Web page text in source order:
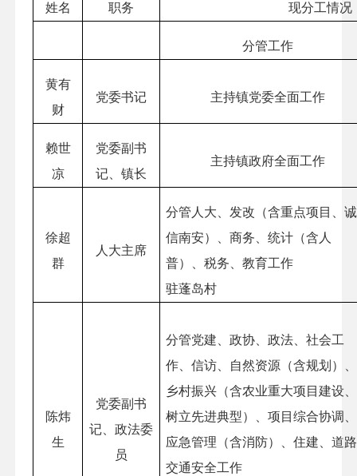
姓名 职务 现分工情况
分管工作
黄有
财
党委书记 主持镇党委全面工作
赖世
凉
党委副书
记、镇长
主持镇政府全面工作
徐超
群
人大主席
分管人大、发改（含重点项目、诚
信南安）、商务、统计（含人
普）、税务、教育工作
驻蓬岛村
陈炜
生
党委副书
记、政法委
员
分管党建、政协、政法、社会工
作、信访、自然资源（含规划）、
乡村振兴（含农业重大项目建设、
树立先进典型）、项目综合协调、
应急管理（含消防）、住建、道路
交通安全工作